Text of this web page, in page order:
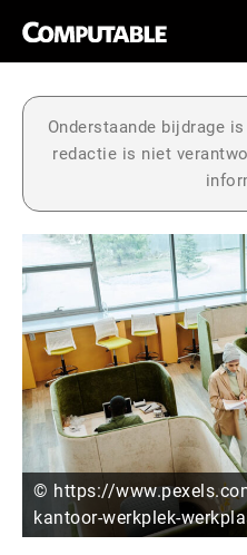
Onderstaande bijdrage
redactie is niet
© https://
kantoor-werkplek-